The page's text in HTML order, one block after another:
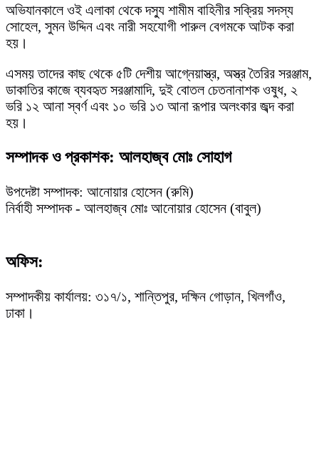
অভিযানকালে ওই এলাকা থেকে দস্যু শামীম বাহিনীর সক্রিয় সদস্য
সোহেল, সুমন উদ্দিন এবং নারী সহযোগী পারুল বেগমকে আটক করা
হয়।
এসময় তাদের কাছ থেকে ৫টি দেশীয় আগ্নেয়াস্ত্র, অস্ত্র তৈরির সরঞ্জাম,
ডাকাতির কাজে ব্যবহৃত সরঞ্জামাদি, দুই বোতল চেতনানাশক ওষুধ, ২
ভরি ১২ আনা স্বর্ণ এবং ১০ ভরি ১৩ আনা রূপার অলংকার জব্দ করা
হয়।
সম্পাদক ও প্রকাশক: আলহাজ্ব মোঃ সোহাগ
উপদেষ্টা সম্পাদক: আনোয়ার হোসেন (রুমি)
নির্বাহী সম্পাদক - আলহাজ্ব মোঃ আনোয়ার হোসেন (বাবুল)
অফিস:
সম্পাদকীয় কার্যালয়: ৩১৭/১, শান্তিপুর, দক্ষিন গোড়ান, খিলগাঁও,
ঢাকা।